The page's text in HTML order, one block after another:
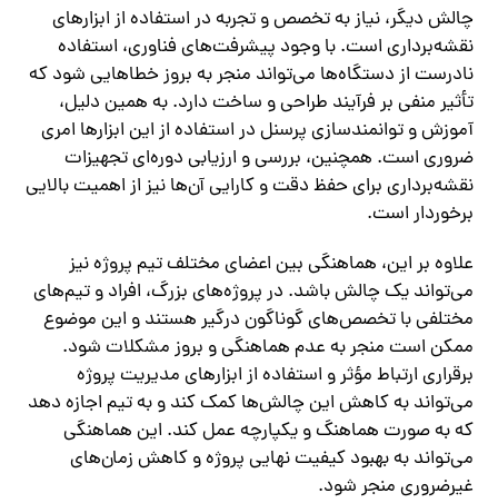
چالش دیگر، نیاز به تخصص و تجربه در استفاده از ابزارهای
نقشه‌برداری است. با وجود پیشرفت‌های فناوری، استفاده
نادرست از دستگاه‌ها می‌تواند منجر به بروز خطاهایی شود که
تأثیر منفی بر فرآیند طراحی و ساخت دارد. به همین دلیل،
آموزش و توانمندسازی پرسنل در استفاده از این ابزارها امری
ضروری است. همچنین، بررسی و ارزیابی دوره‌ای تجهیزات
نقشه‌برداری برای حفظ دقت و کارایی آن‌ها نیز از اهمیت بالایی
برخوردار است.
علاوه بر این، هماهنگی بین اعضای مختلف تیم پروژه نیز
می‌تواند یک چالش باشد. در پروژه‌های بزرگ، افراد و تیم‌های
مختلفی با تخصص‌های گوناگون درگیر هستند و این موضوع
ممکن است منجر به عدم هماهنگی و بروز مشکلات شود.
برقراری ارتباط مؤثر و استفاده از ابزارهای مدیریت پروژه
می‌تواند به کاهش این چالش‌ها کمک کند و به تیم اجازه دهد
که به صورت هماهنگ و یکپارچه عمل کند. این هماهنگی
می‌تواند به بهبود کیفیت نهایی پروژه و کاهش زمان‌های
غیرضروری منجر شود.